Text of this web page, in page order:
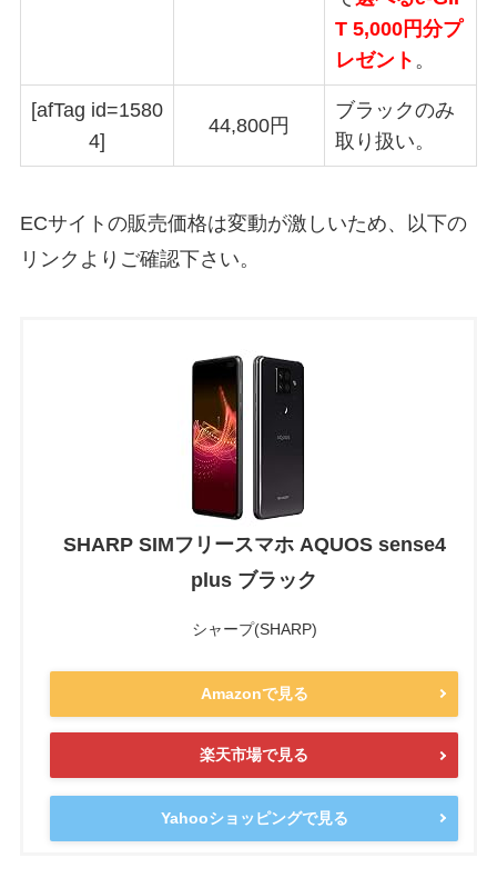
T 5,000円分プ
レゼント 。
[afTag id=1580
4]
44,800円
ブラックのみ
取り扱い。
ECサイトの販売価格は変動が激しいため、以下の
リンクよりご確認下さい。
SHARP SIMフリースマホ AQUOS sense4
plus ブラック
シャープ(SHARP)
Amazonで見る
楽天市場で見る
Yahooショッピングで見る